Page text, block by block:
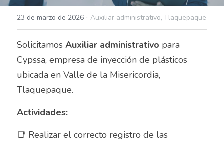
Agente de seguros
Agentes Bilingües
Almacenista Cajero
Almacenistas
Quiénes somos
Historia
Resultados
Contacto
Anuncios
Buscar
Publica tu vacante
23 de marzo de 2026 · Auxiliar administrativo, Tlaquepaque
Solicitamos Auxiliar administrativo para
Cypssa, empresa de inyección de plásticos
ubicada en Valle de la Misericordia,
Tlaquepaque.
Actividades:
📑 Realizar el correcto registro de las